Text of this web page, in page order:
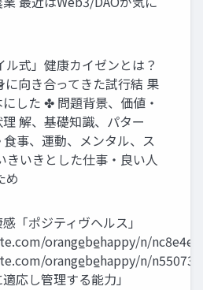
ル式」健康カイゼンとは？
向き合ってきた試行結 果
した ✤ 問題背景、価値・
解、基礎知識、パター
食事、運動、メンタル、ス
きいきとした仕事・良い人
め
「ポジティヴヘルス」
orange̲be̲happy/n/
orange̲be̲happy/n/
応し管理する能力」